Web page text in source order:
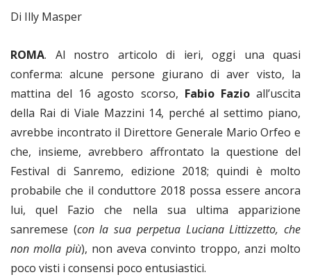
Di Illy Masper
ROMA. Al nostro articolo di ieri, oggi una quasi
conferma: alcune persone giurano di aver visto, la
mattina del 16 agosto scorso, Fabio Fazioall’uscita
della Rai di Viale Mazzini 14, perché al settimo piano,
avrebbe incontrato il Direttore Generale Mario Orfeo e
che, insieme, avrebbero affrontato la questione del
Festival di Sanremo, edizione 2018; quindi è molto
probabile che il conduttore 2018 possa essere ancora
lui, quel Fazio che nella sua ultima apparizione
sanremese (con la sua perpetua Luciana Littizzetto, che
non molla più), non aveva convinto troppo, anzi molto
poco visti i consensi poco entusiastici.